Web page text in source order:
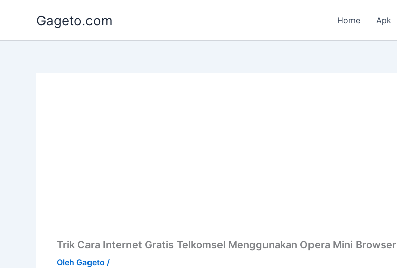
Gageto.com Home Apk
Trik Cara Internet Gratis Telkomsel Menggunakan Opera Mini Browser
Oleh Gageto /